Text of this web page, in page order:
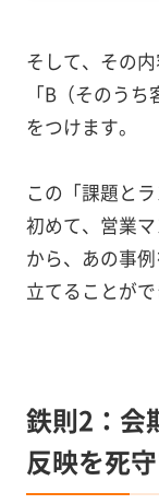
そして、その
「B（そのう
をつけます。
この「課題と
初めて、営業
から、あの事
立てることがで
鉄則2：会
反映を死